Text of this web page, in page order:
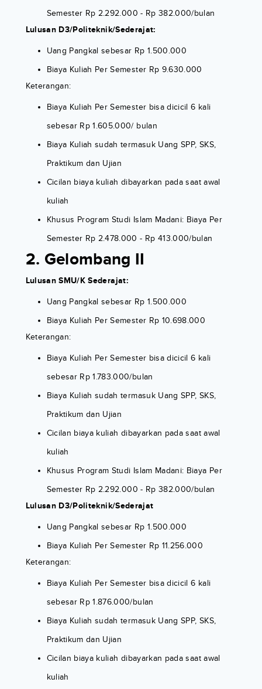
Semester Rp 2.292.000 - Rp 382.000/bulan
Lulusan D3/Politeknik/Sederajat:
Uang Pangkal sebesar Rp 1.500.000
Biaya Kuliah Per Semester Rp 9.630.000
Keterangan:
Biaya Kuliah Per Semester bisa dicicil 6 kali
sebesar Rp 1.605.000/ bulan
Biaya Kuliah sudah termasuk Uang SPP, SKS,
Praktikum dan Ujian
Cicilan biaya kuliah dibayarkan pada saat awal
kuliah
Khusus Program Studi Islam Madani: Biaya Per
Semester Rp 2.478.000 - Rp 413.000/bulan
2. Gelombang II
Lulusan SMU/K Sederajat:
Uang Pangkal sebesar Rp 1.500.000
Biaya Kuliah Per Semester Rp 10.698.000
Keterangan:
Biaya Kuliah Per Semester bisa dicicil 6 kali
sebesar Rp 1.783.000/bulan
Biaya Kuliah sudah termasuk Uang SPP, SKS,
Praktikum dan Ujian
Cicilan biaya kuliah dibayarkan pada saat awal
kuliah
Khusus Program Studi Islam Madani: Biaya Per
Semester Rp 2.292.000 - Rp 382.000/bulan
Lulusan D3/Politeknik/Sederajat
Uang Pangkal sebesar Rp 1.500.000
Biaya Kuliah Per Semester Rp 11.256.000
Keterangan:
Biaya Kuliah Per Semester bisa dicicil 6 kali
sebesar Rp 1.876.000/bulan
Biaya Kuliah sudah termasuk Uang SPP, SKS,
Praktikum dan Ujian
Cicilan biaya kuliah dibayarkan pada saat awal
kuliah